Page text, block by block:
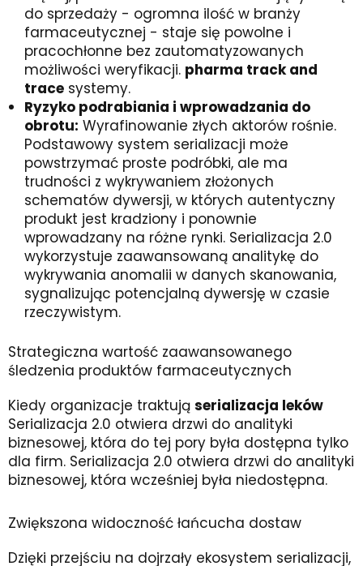
do sprzedaży - ogromna ilość w branży
farmaceutycznej - staje się powolne i
pracochłonne bez zautomatyzowanych
możliwości weryfikacji. pharma track and
trace systemy.
Ryzyko podrabiania i wprowadzania do
obrotu: Wyrafinowanie złych aktorów rośnie.
Podstawowy system serializacji może
powstrzymać proste podróbki, ale ma
trudności z wykrywaniem złożonych
schematów dywersji, w których autentyczny
produkt jest kradziony i ponownie
wprowadzany na różne rynki. Serializacja 2.0
wykorzystuje zaawansowaną analitykę do
wykrywania anomalii w danych skanowania,
sygnalizując potencjalną dywersję w czasie
rzeczywistym.
Strategiczna wartość zaawansowanego
śledzenia produktów farmaceutycznych
Kiedy organizacje traktują serializacja leków
Serializacja 2.0 otwiera drzwi do analityki
biznesowej, która do tej pory była dostępna tylko
dla firm. Serializacja 2.0 otwiera drzwi do analityki
biznesowej, która wcześniej była niedostępna.
Zwiększona widoczność łańcucha dostaw
Dzięki przejściu na dojrzały ekosystem serializacji,